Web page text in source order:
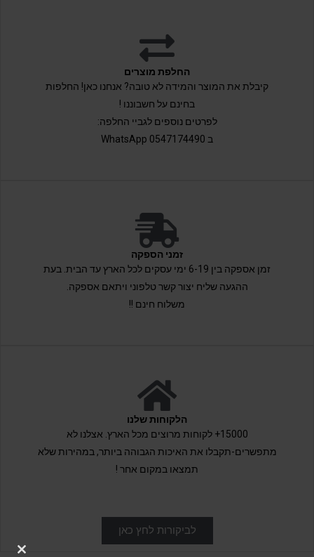
החלפת מוצרים
קיבלת את המוצר והמידה לא טובה? אנחנו כאן! החלפות
בחינם על חשבוננו !
לפרטים נוספים לגביי החלפה:
ב 0547174490 WhatsApp
זמני הספקה
זמן אספקה בין 6-19 ימי עסקים לכל הארץ עד הבית. בעת
ההגעה שליח יצור קשר טלפוני ויתאם אספקה.
משלוח חינם !!
הלקוחות שלנו
15000+ לקוחות מרוצים מכל הארץ. אצלנו לא
מתפשרים-תקבלו את האיכות הגבוהה ביותר, במהירות שלא
תמצאו במקום אחר !
לביקורות לחץ כאן